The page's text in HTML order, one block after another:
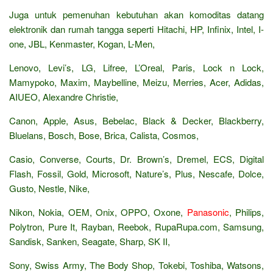
Juga untuk pemenuhan kebutuhan akan komoditas datang
elektronik dan rumah tangga seperti Hitachi, HP, Infinix, Intel, I-
one, JBL, Kenmaster, Kogan, L-Men,
Lenovo, Levi’s, LG, Lifree, L’Oreal, Paris, Lock n Lock,
Mamypoko, Maxim, Maybelline, Meizu, Merries, Acer, Adidas,
AIUEO, Alexandre Christie,
Canon, Apple, Asus, Bebelac, Black & Decker, Blackberry,
Bluelans, Bosch, Bose, Brica, Calista, Cosmos,
Casio, Converse, Courts, Dr. Brown’s, Dremel, ECS, Digital
Flash, Fossil, Gold, Microsoft, Nature’s, Plus, Nescafe, Dolce,
Gusto, Nestle, Nike,
Nikon, Nokia, OEM, Onix, OPPO, Oxone, Panasonic, Philips,
Polytron, Pure It, Rayban, Reebok, RupaRupa.com, Samsung,
Sandisk, Sanken, Seagate, Sharp, SK II,
Sony, Swiss Army, The Body Shop, Tokebi, Toshiba, Watsons,